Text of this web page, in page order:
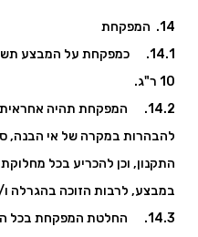
14. המפקחת
14.1. כמפקחת על המבצע
10 ר"ג.
14.2. המפקחת תהיה
להבהרות במקרה של אי הבנה,
התקנון, וכן להכריע בכל
במבצע, לרבות הזוכה בהגרלה ו/
14.3. החלטת המפקחת בכל